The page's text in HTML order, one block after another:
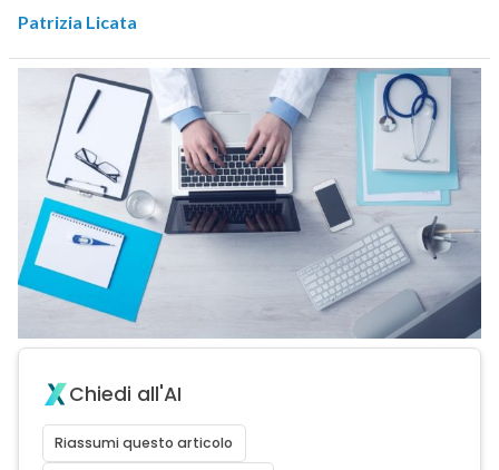
Patrizia Licata
Chiedi all'AI
Riassumi questo articolo